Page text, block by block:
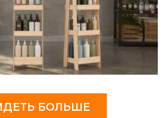
БОЛЬШЕ